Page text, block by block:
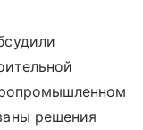
решения